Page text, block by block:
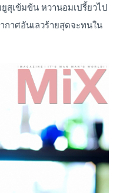
สุเข้มข้น หวานอมเปรี้ยวไป
าศอันเลวร้ายสุดจะทนใน